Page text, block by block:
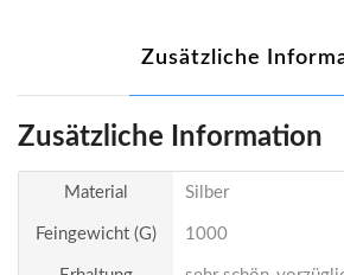
Zusätzliche
Zusätzliche Information
Material Silber
Feingewicht (g) 1000